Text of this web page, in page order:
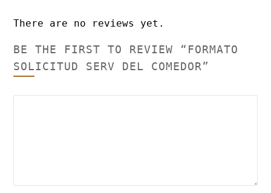
There are no reviews yet.
BE THE FIRST TO REVIEW “FORMATO
SOLICITUD SERV DEL COMEDOR”